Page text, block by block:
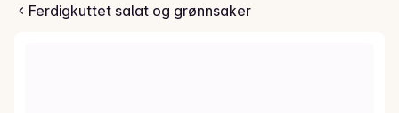
Ferdigkuttet salat og grønnsaker
suppe- og grytebase